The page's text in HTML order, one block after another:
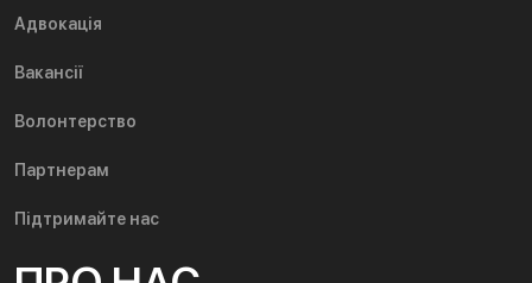
Адвокація
Вакансії
Волонтерство
Партнерам
Підтримайте нас